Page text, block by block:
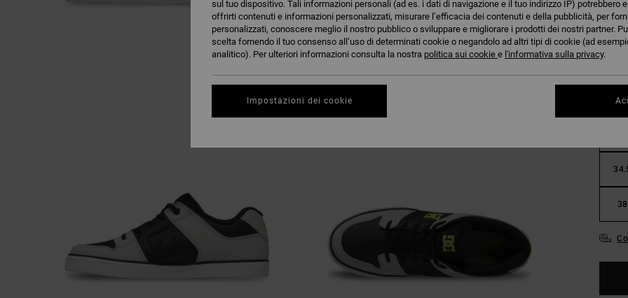
38
sul tuo dispositivo. Tali informazioni personali (ad es. i dati di navigazione e il tuo indirizzo IP) potrebbero
offrirti contenuti e informazioni personalizzati, misurare l’efficacia dei contenuti e della pubblicità, per
personalizzati, conoscere meglio il nostro pubblico o sviluppare e migliorare i prodotti dei nostri partner.
scelta fornendo il tuo consenso all’uso di determinati cookie o negandolo ad altri tipi di cookie (ad
analitico). Per ulteriori informazioni consulta la nostra politica sui cookie e l'informativa sulla privacy.
Impostazioni dei cookie